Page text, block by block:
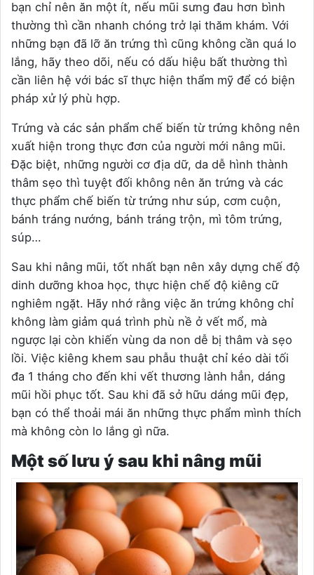
bạn chỉ nên ăn một ít, nếu mũi sưng đau hơn bình
thường thì cần nhanh chóng trở lại thăm khám. Với
những bạn đã lỡ ăn trứng thì cũng không cần quá lo
lắng, hãy theo dõi, nếu có dấu hiệu bất thường thì
cần liên hệ với bác sĩ thực hiện thẩm mỹ để có biện
pháp xử lý phù hợp.
Trứng và các sản phẩm chế biến từ trứng không nên
xuất hiện trong thực đơn của người mới nâng mũi.
Đặc biệt, những người cơ địa dữ, da dễ hình thành
thâm sẹo thì tuyệt đối không nên ăn trứng và các
thực phẩm chế biến từ trứng như súp, cơm cuộn,
bánh tráng nướng, bánh tráng trộn, mì tôm trứng,
súp…
Sau khi nâng mũi, tốt nhất bạn nên xây dựng chế độ
dinh dưỡng khoa học, thực hiện chế độ kiêng cữ
nghiêm ngặt. Hãy nhớ rằng việc ăn trứng không chỉ
không làm giảm quá trình phù nề ở vết mổ, mà
ngược lại còn khiến vùng da non dễ bị thâm và sẹo
lồi. Việc kiêng khem sau phẫu thuật chỉ kéo dài tối
đa 1 tháng cho đến khi vết thương lành hẳn, dáng
mũi hồi phục tốt. Sau khi đã sở hữu dáng mũi đẹp,
bạn có thể thoải mái ăn những thực phẩm mình thích
mà không còn lo lắng gì nữa.
Một số lưu ý sau khi nâng mũi